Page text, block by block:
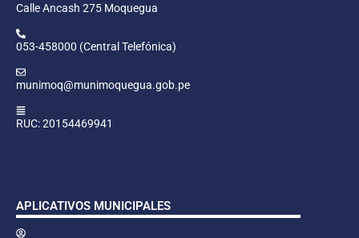
Calle Ancash 275 Moquegua
053-458000 (Central Telefónica)
munimoq@munimoquegua.gob.pe
RUC: 20154469941
APLICATIVOS MUNICIPALES